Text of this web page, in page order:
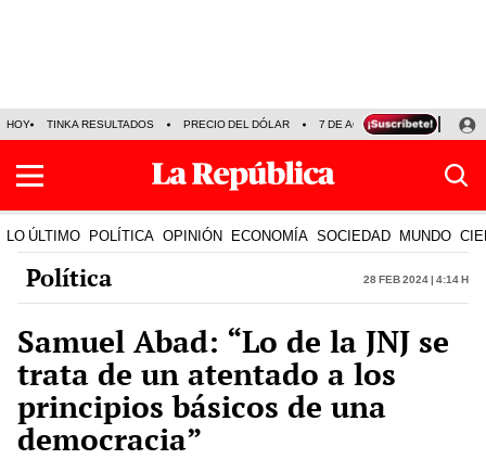
HOY TINKA RESULTADOS PRECIO DEL DÓLAR 7 DE AGOSTO OLLANTA
LO ÚLTIMO POLÍTICA OPINIÓN ECONOMÍA SOCIEDAD MUNDO
Política 28 Feb 2024 | 4:14 h
Samuel Abad: “Lo de la JNJ se
trata de un atentado a los
principios básicos de una
democracia”